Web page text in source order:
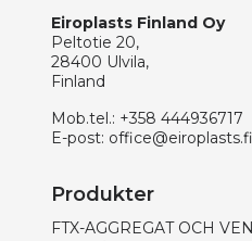
Eiroplasts Finland Oy
Peltotie 20,
28400 Ulvila,
Finland
Mob.tel.: +358 444936717
E-post: office@eiroplasts.fi
Produkter
FTX-AGGREGAT OCH